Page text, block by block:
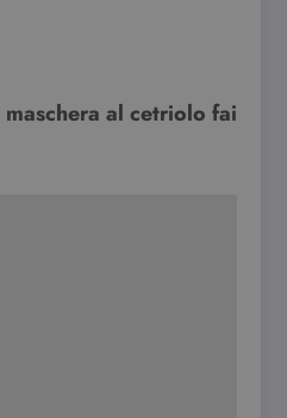
maschera al cetriolo fai